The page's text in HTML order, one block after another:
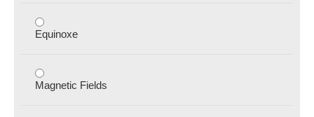
Equinoxe
Magnetic Fields